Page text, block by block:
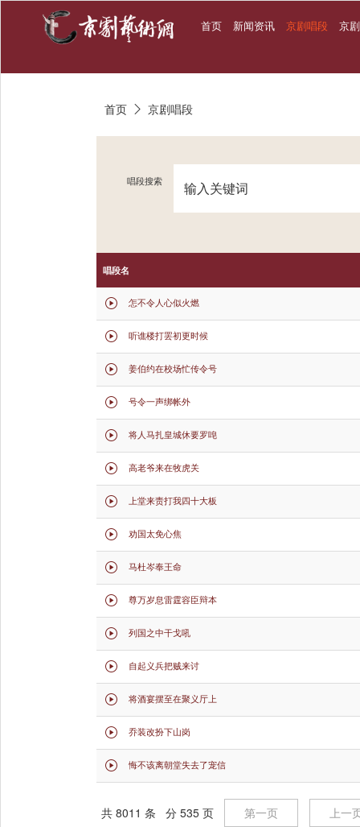
首页 新闻资讯 京剧唱段 京
首页  京剧唱段
唱段搜索
唱段名
 怎不令人心似火燃
 听谯楼打罢初更时候
 姜伯约在校场忙传令号
 号令一声绑帐外
 将人马扎皇城休要罗唣
 高老爷来在牧虎关
 上堂来责打我四十大板
 劝国太免心焦
 马杜岑奉王命
 尊万岁息雷霆容臣辩本
 列国之中干戈吼
 自起义兵把贼来讨
 将酒宴摆至在聚义厅上
 乔装改扮下山岗
 悔不该离朝堂失去了宠信
共 8011 条 分 535 页 第一页 上一